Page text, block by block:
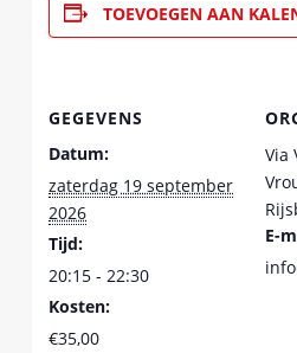
TOEVOEGEN AAN
GEGEVENS
Datum:
zaterdag 19 september
2026
Tijd:
20:15 - 22:30
Kosten:
€35,00
Via
E-